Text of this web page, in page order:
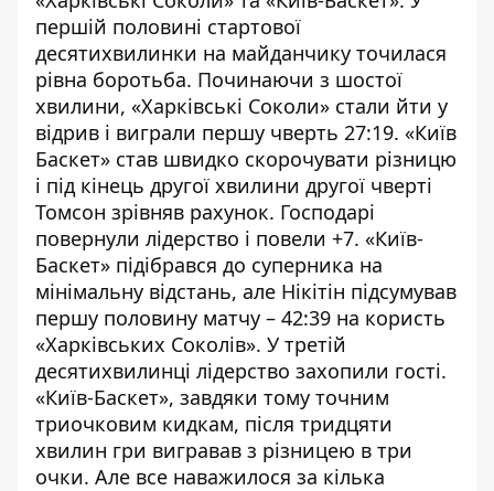
першій половині стартової
десятихвилинки на майданчику точилася
рівна боротьба. Починаючи з шостої
хвилини, «Харківські Соколи» стали йти у
відрив і виграли першу чверть 27:19. «Київ
Баскет» став швидко скорочувати різницю
і під кінець другої хвилини другої чверті
Томсон зрівняв рахунок. Господарі
повернули лідерство і повели +7. «Київ-
Баскет» підібрався до суперника на
мінімальну відстань, але Нікітін підсумував
першу половину матчу – 42:39 на користь
«Харківських Соколів». У третій
десятихвилинці лідерство захопили гості.
«Київ-Баскет», завдяки тому точним
триочковим кидкам, після тридцяти
хвилин гри вигравав з різницею в три
очки. Але все наважилося за кілька